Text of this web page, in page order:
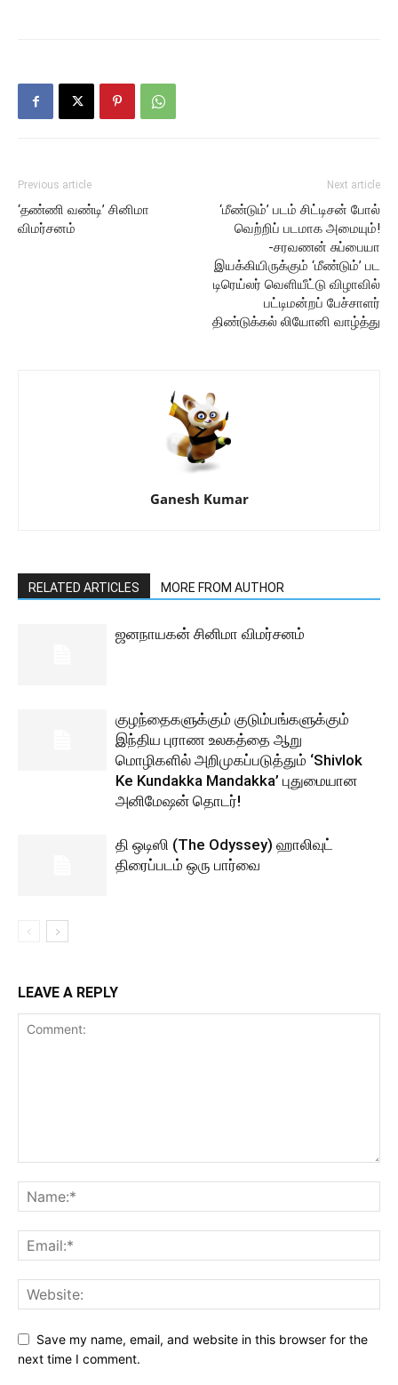
Previous article
‘தண்ணி வண்டி’ சினிமா
விமர்சனம்
Next article
‘மீண்டும்’ படம் சிட்டிசன் போல்
வெற்றிப் படமாக அமையும்!
-சரவணன் சுப்பையா
இயக்கியிருக்கும் ‘மீண்டும்’ பட
டிரெய்லர் வெளியீட்டு விழாவில்
பட்டிமன்றப் பேச்சாளர்
திண்டுக்கல் லியோனி வாழ்த்து
Ganesh Kumar
RELATED ARTICLES MORE FROM AUTHOR
ஜனநாயகன் சினிமா விமர்சனம்
குழந்தைகளுக்கும் குடும்பங்களுக்கும்
இந்திய புராண உலகத்தை ஆறு
மொழிகளில் அறிமுகப்படுத்தும் ‘Shivlok
Ke Kundakka Mandakka’ புதுமையான
அனிமேஷன் தொடர்!
தி ஒடிஸி (The Odyssey) ஹாலிவுட்
திரைப்படம் ஒரு பார்வை
LEAVE A REPLY
Save my name, email, and website in this browser for the
next time I comment.